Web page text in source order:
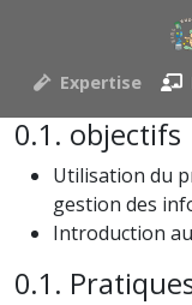
Expertise
objectifs
Utilisation du
gestion des
Introduction